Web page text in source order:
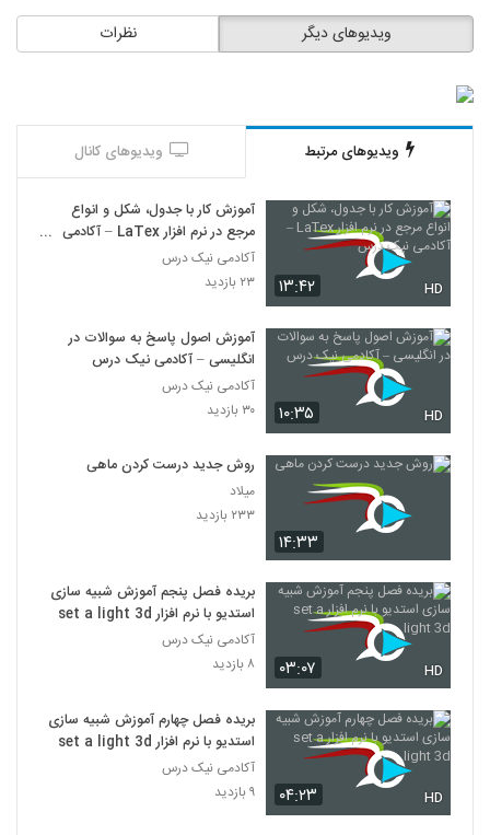
نظرات ویدیوهای دیگر
ویدیوهای مرتبط ویدیوهای کانال
۱۳:۴۲ HD
آموزش کار با جدول، شکل و انواع
مرجع در نرم افزار LaTex – آکادمی
نیک درس
آکادمی نیک درس
۲۳ بازدید
۱۰:۳۵ HD
آموزش اصول پاسخ به سوالات در
انگلیسی – آکادمی نیک درس
آکادمی نیک درس
۳۰ بازدید
۱۴:۳۳
روش جدید درست کردن ماهی
میلاد
۲۳۳ بازدید
۰۳:۰۷ HD
بریده فصل پنجم آموزش شبیه سازی
استدیو با نرم افزار set a light 3d
آکادمی نیک درس
۸ بازدید
۰۴:۲۳ HD
بریده فصل چهارم آموزش شبیه سازی
استدیو با نرم افزار set a light 3d
آکادمی نیک درس
۹ بازدید